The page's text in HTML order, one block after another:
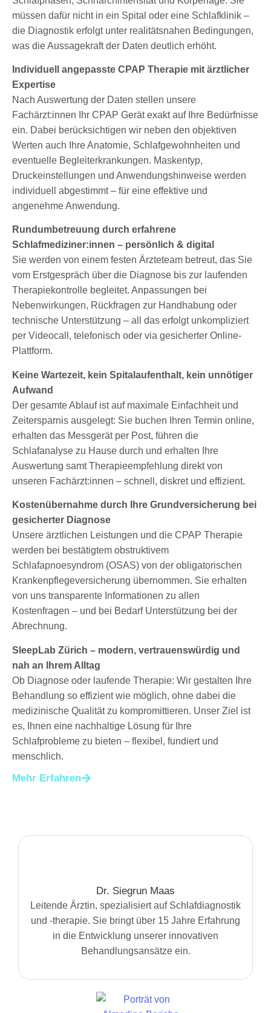
müssen dafür nicht in ein Spital oder eine Schlafklinik –
die Diagnostik erfolgt unter realitätsnahen Bedingungen,
was die Aussagekraft der Daten deutlich erhöht.
Individuell angepasste CPAP Therapie mit ärztlicher
Expertise
Nach Auswertung der Daten stellen unsere
Fachärzt:innen Ihr CPAP Gerät exakt auf Ihre Bedürfnisse
ein. Dabei berücksichtigen wir neben den objektiven
Werten auch Ihre Anatomie, Schlafgewohnheiten und
eventuelle Begleiterkrankungen. Maskentyp,
Druckeinstellungen und Anwendungshinweise werden
individuell abgestimmt – für eine effektive und
angenehme Anwendung.
Rundumbetreuung durch erfahrene
Schlafmediziner:innen – persönlich & digital
Sie werden von einem festen Ärzteteam betreut, das Sie
vom Erstgespräch über die Diagnose bis zur laufenden
Therapiekontrolle begleitet. Anpassungen bei
Nebenwirkungen, Rückfragen zur Handhabung oder
technische Unterstützung – all das erfolgt unkompliziert
per Videocall, telefonisch oder via gesicherter Online-
Plattform.
Keine Wartezeit, kein Spitalaufenthalt, kein unnötiger
Aufwand
Der gesamte Ablauf ist auf maximale Einfachheit und
Zeitersparnis ausgelegt: Sie buchen Ihren Termin online,
erhalten das Messgerät per Post, führen die
Schlafanalyse zu Hause durch und erhalten Ihre
Auswertung samt Therapieempfehlung direkt von
unseren Fachärzt:innen – schnell, diskret und effizient.
Kostenübernahme durch Ihre Grundversicherung bei
gesicherter Diagnose
Unsere ärztlichen Leistungen und die CPAP Therapie
werden bei bestätigtem obstruktivem
Schlafapnoesyndrom (OSAS) von der obligatorischen
Krankenpflegeversicherung übernommen. Sie erhalten
von uns transparente Informationen zu allen
Kostenfragen – und bei Bedarf Unterstützung bei der
Abrechnung.
SleepLab Zürich – modern, vertrauenswürdig und
nah an Ihrem Alltag
Ob Diagnose oder laufende Therapie: Wir gestalten Ihre
Behandlung so effizient wie möglich, ohne dabei die
medizinische Qualität zu kompromittieren. Unser Ziel ist
es, Ihnen eine nachhaltige Lösung für Ihre
Schlafprobleme zu bieten – flexibel, fundiert und
menschlich.
Mehr Erfahren
Dr. Siegrun Maas
Leitende Ärztin, spezialisiert auf Schlafdiagnostik
und -therapie. Sie bringt über 15 Jahre Erfahrung
in die Entwicklung unserer innovativen
Behandlungsansätze ein.